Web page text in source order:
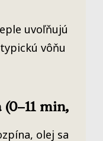
uvoľňujú
vôňu
min,
olej sa